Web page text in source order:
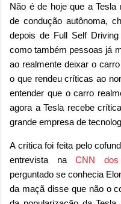
Não é de hoje que a
de condução autônoma,
depois de Full Self
como também pessoas já
ao realmente deixar o
o que rendeu críticas ao
entender que o carro
agora a Tesla recebe
grande empresa de
A crítica foi feita pelo
entrevista naCNN
perguntado se conhecia
da maçã disse que não o